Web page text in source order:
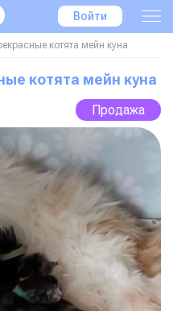
Войти
котята мейн куна
котята мейн куна
Продажа